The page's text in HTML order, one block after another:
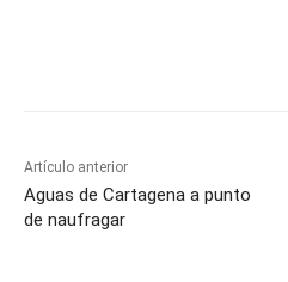
Artículo anterior
Aguas de Cartagena a punto
de naufragar